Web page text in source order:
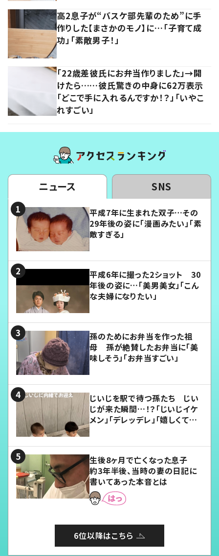
高2息子が“バスケ部先輩のため”に手
作りした【まさかのモノ】に…「子育て成
功」「素敵男子！」
「22歳差彼氏にお弁当作りました」→開
けたら……彼氏驚きの中身に62万表示
「どこで手に入れるんですか！？」「いやこ
れすごい」
ニュース SNS
平成7年に生まれた双子…その
29年後の姿に「漫画みたい」「素
敵すぎる」
平成6年に撮った2ショット 30
年後の姿に…「美男美女」「こん
な夫婦になりたい」
孫のためにお弁当を作った祖
母 孫が絶賛したお弁当に「美
味しそう」「お弁当すごい」
じいじを駅で待つ孫たち じい
じが来た瞬間…！？「じいじイケ
メン」「デレッデレ」「嬉しくて可
生後8ヶ月で亡くなった息子
約3年半後、当時の妻の日記に
書いてあった本音とは
6位以降はこちら